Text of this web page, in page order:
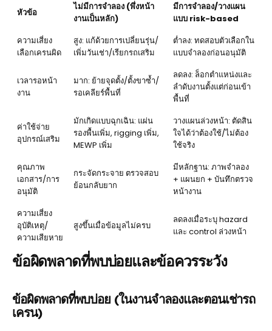
หัวข้อ
ไม่มีการจำลอง (พึ่งหน้า
งานเป็นหลัก)
มีการจำลอง/วางแผน
แบบ risk-based
ความเสี่ยง
เลือกเครนผิด
สูง: แก้ด้วยการเปลี่ยนรุ่น/
เพิ่มวันเช่า/เรียกรถเสริม
ต่ำลง: ทดสอบตัวเลือกใน
แบบจำลองก่อนอนุมัติ
เวลารอหน้า
งาน
มาก: ย้ายจุดตั้ง/ตั้งขาซ้ำ/
รอเคลียร์พื้นที่
ลดลง: ล็อกตำแหน่งและ
ลำดับงานตั้งแต่ก่อนเข้า
พื้นที่
ค่าใช้จ่าย
อุปกรณ์เสริม
มักเกิดแบบฉุกเฉิน: แผ่น
รองพื้นเพิ่ม, rigging เพิ่ม,
MEWP เพิ่ม
วางแผนล่วงหน้า: ตัดสิน
ใจได้ว่าต้องใช้/ไม่ต้อง
ใช้จริง
คุณภาพ
เอกสาร/การ
อนุมัติ
กระจัดกระจาย ตรวจสอบ
ย้อนกลับยาก
มีหลักฐาน: ภาพจำลอง
+ แผนยก + บันทึกตรวจ
หน้างาน
ความเสี่ยง
อุบัติเหตุ/
ความเสียหาย
สูงขึ้นเมื่อข้อมูลไม่ครบ
ลดลงเมื่อระบุ hazard
และ control ล่วงหน้า
ข้อผิดพลาดที่พบบ่อยและข้อควรระวัง
ข้อผิดพลาดที่พบบ่อย (ในงานจำลองและตอนเช่ารถ
เครน)